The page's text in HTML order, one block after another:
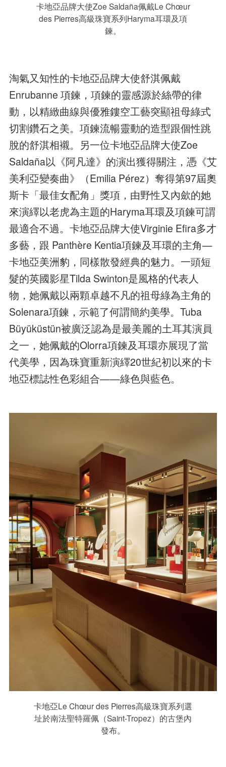
卡地亞品牌大使Zoe Saldaña佩戴Le Chœur
des Pierres高級珠寶系列Haryma耳環及項
鍊。
淘氣又知性的卡地亞品牌大使舒淇佩戴
Enrubanne 項鍊，項鍊的靈感源於絲帶的律
動，以精緻曲線與優雅鏤空工藝突顯祖母綠式
切割鑽石之美。項鍊流暢靈動的造型跟個性跳
脫的舒淇相襯。另一位卡地亞品牌大使Zoe
Saldaña以《阿凡達》的演出獲得關注，憑《艾
美利亞變奏曲》（Emilia Pérez）奪得第97屆奧
斯卡「最佳女配角」獎項，由野性又內歛的她
來演繹以老虎為主題的Haryma耳環及項鍊可謂
最適合不過。卡地亞品牌大使Virginie Efira多才
多藝，跟 Panthère Kentia項鍊及耳環的主角—
卡地亞美洲豹，同樣散發經典的魅力。一頭短
髮的英國影星Tilda Swinton是風格的代表人
物，她佩戴以兩顆卓越不凡的祖母綠為主角的
Solenara項鍊，示範了何謂簡約美學。Tuba
Büyüküstün被廣泛認為是最美麗的土耳其演員
之一，她佩戴的Olorra項鍊及耳環亦展現了當
代美學，因為珠寶重新演繹20世紀初以來的卡
地亞標誌性色彩組合——綠色與藍色。
卡地亞Le Chœur des Pierres高級珠寶系列選
址於南法聖特羅佩（Saint-Tropez）的古堡內
發布。